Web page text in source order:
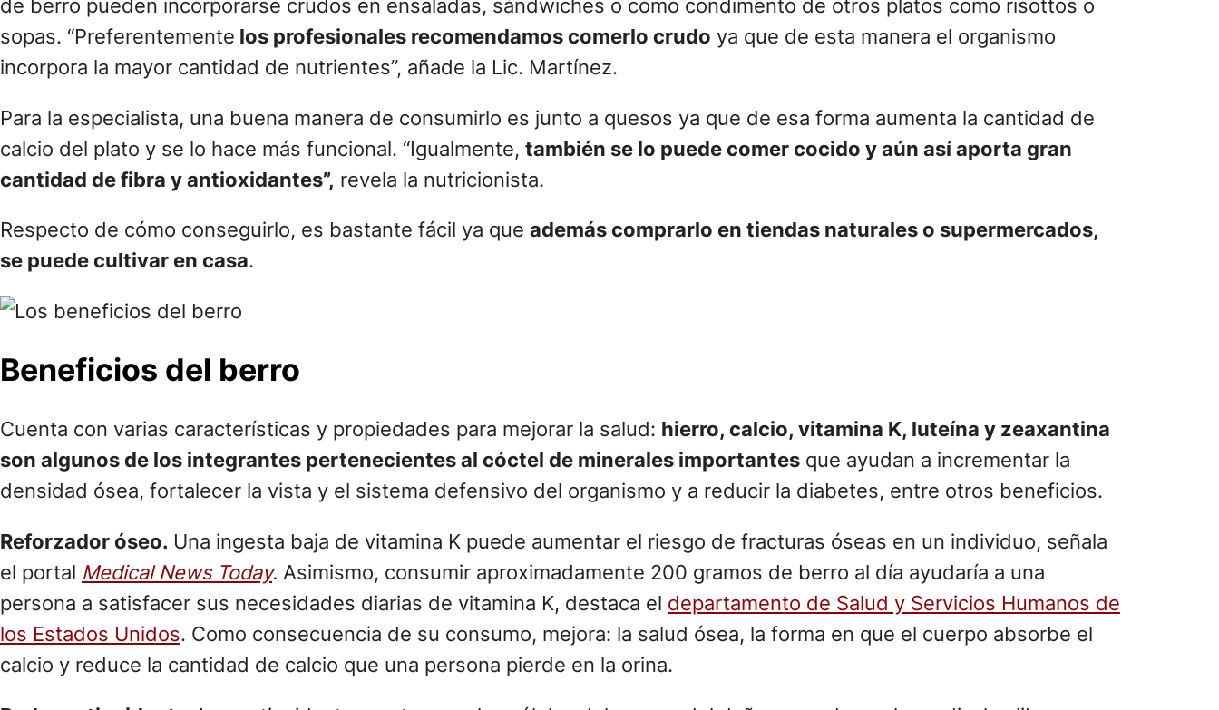
de berro pueden incorporarse crudos en ensaladas, sándwiches o como condimento de otros platos como risottos o
sopas. “Preferentemente los profesionales recomendamos comerlo crudo ya que de esta manera el organismo
incorpora la mayor cantidad de nutrientes”, añade la Lic. Martínez.
Para la especialista, una buena manera de consumirlo es junto a quesos ya que de esa forma aumenta la cantidad de
calcio del plato y se lo hace más funcional. “Igualmente, también se lo puede comer cocido y aún así aporta gran
cantidad de fibra y antioxidantes”, revela la nutricionista.
Respecto de cómo conseguirlo, es bastante fácil ya que además comprarlo en tiendas naturales o supermercados,
se puede cultivar en casa.
Beneficios del berro
Cuenta con varias características y propiedades para mejorar la salud: hierro, calcio, vitamina K, luteína y zeaxantina
son algunos de los integrantes pertenecientes al cóctel de minerales importantes que ayudan a incrementar la
densidad ósea, fortalecer la vista y el sistema defensivo del organismo y a reducir la diabetes, entre otros beneficios.
Reforzador óseo. Una ingesta baja de vitamina K puede aumentar el riesgo de fracturas óseas en un individuo, señala
el portal Medical News Today. Asimismo, consumir aproximadamente 200 gramos de berro al día ayudaría a una
persona a satisfacer sus necesidades diarias de vitamina K, destaca el departamento de Salud y Servicios Humanos de
los Estados Unidos. Como consecuencia de su consumo, mejora: la salud ósea, la forma en que el cuerpo absorbe el
calcio y reduce la cantidad de calcio que una persona pierde en la orina.